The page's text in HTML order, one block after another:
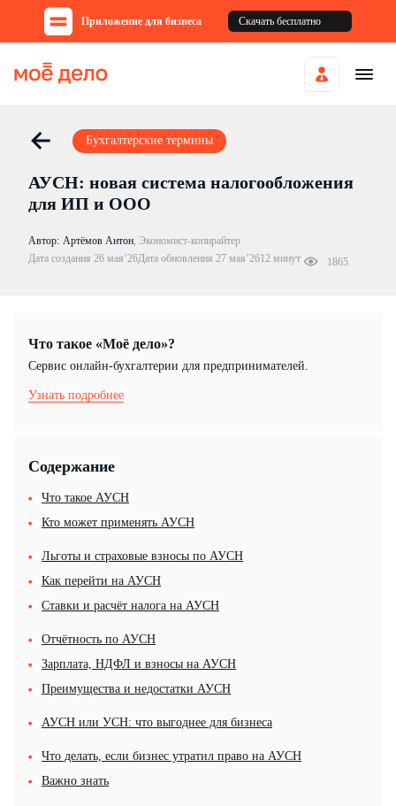
Приложение для бизнеса Скачать бесплатно
Бухгалтерские термины
АУСН: новая система налогообложения
для ИП и ООО
Автор: Артёмов Антон, Экономист-копирайтер
Дата создания 26 мая’26Дата обновления 27 мая’2612 минут 1865
Что такое «Моё дело»?
Cервис онлайн-бухгалтерии для предпринимателей.
Узнать подробнее
Содержание
Что такое АУСН
Кто может применять АУСН
Льготы и страховые взносы по АУСН
Как перейти на АУСН
Ставки и расчёт налога на АУСН
Отчётность по АУСН
Зарплата, НДФЛ и взносы на АУСН
Преимущества и недостатки АУСН
АУСН или УСН: что выгоднее для бизнеса
Что делать, если бизнес утратил право на АУСН
Важно знать